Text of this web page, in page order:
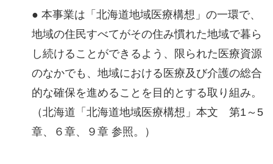
● 本事業は「北海道地域医療構想」の一環で、
地域の住民すべてがその住み慣れた地域で暮ら
し続けることができるよう、限られた医療資源
のなかでも、地域における医療及び介護の総合
的な確保を進めることを目的とする取り組み。
（北海道「北海道地域医療構想」本文 第1～5
章、６章、９章 参照。）